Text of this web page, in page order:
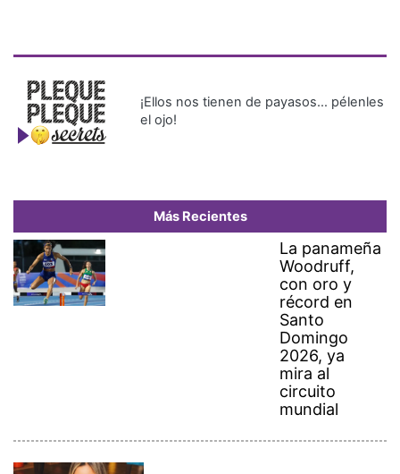
el ojo!
Más Recientes
La panameña
Woodruff,
con oro y
récord en
Santo
Domingo
2026, ya
mira al
circuito
mundial